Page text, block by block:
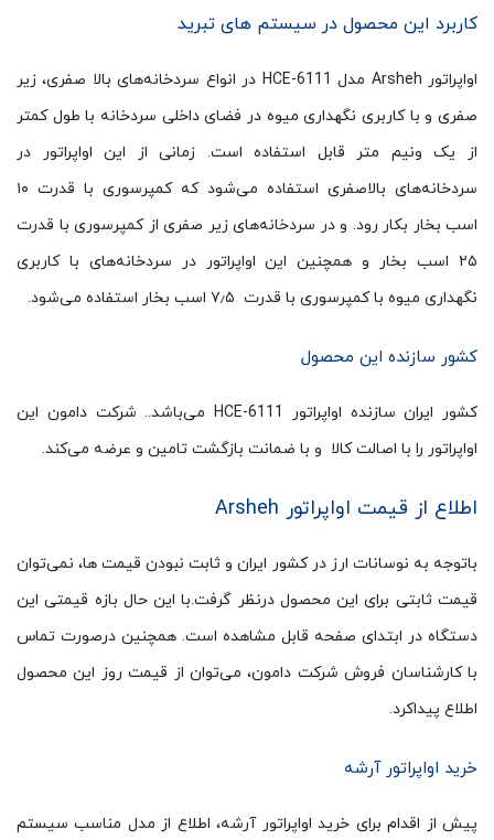
کاربرد این محصول در سیستم های تبرید
اواپراتور Arsheh مدل HCE-6111 در انواع سردخانه‌های بالا صفری، زیر
صفری و با کاربری نگهداری میوه در فضای داخلی سردخانه با طول کمتر
از یک ونیم متر قابل استفاده است. زمانی از این اواپراتور در
سردخانه‌ها‌ی بالاصفری استفاده می‌شود که کمپرسوری با قدرت ۱۰
اسب بخار بکار رود. و در سردخانه‌های زیر صفری از کمپرسوری با قدرت
۲۵ اسب بخار و همچنین این اواپراتور در سردخانه‌های با کاربری
نگهداری میوه با کمپرسوری با قدرت ۷٫۵ اسب بخار استفاده می‌شود.
کشور سازنده این محصول
کشور ایران سازنده اواپراتور HCE-6111 می‌باشد.. شرکت دامون این
اواپراتور را با اصالت کالا و با ضمانت بازگشت تامین و عرضه می‌کند.
اطلاع از قیمت اواپراتور Arsheh
باتوجه به نوسانات ارز در کشور ایران و ثابت نبودن قیمت ها، نمی‌توان
قیمت ثابتی برای این محصول درنظر گرفت.با این حال بازه قیمتی این
دستگاه در ابتدای صفحه قابل مشاهده است. همچنین درصورت تماس
با کارشناسان فروش شرکت دامون، می‌توان از قیمت روز این محصول
اطلاع پیداکرد.
خرید اواپراتور آرشه
پیش از اقدام برای خرید اواپراتور آرشه، اطلاع از مدل مناسب سیستم